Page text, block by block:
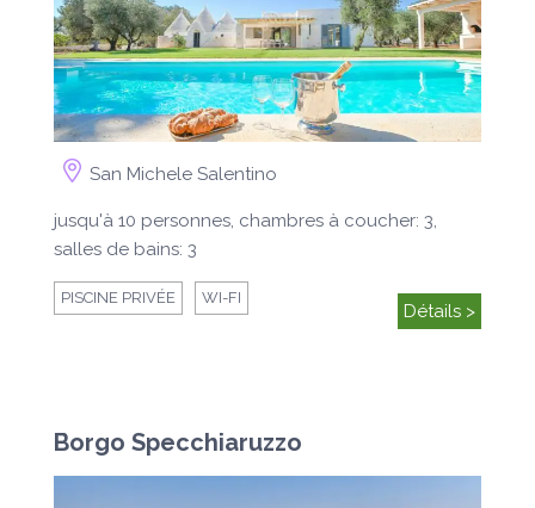
San Michele Salentino
jusqu'à 10 personnes, chambres à coucher: 3,
salles de bains: 3
PISCINE PRIVÉE WI-FI
Détails >
Borgo Specchiaruzzo